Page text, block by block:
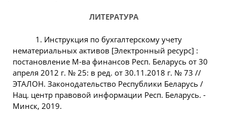
ЛИТЕРАТУРА
1. Инструкция по бухгалтерскому учету
нематериальных активов [Электронный ресурс] :
постановление М-ва финансов Респ. Беларусь от 30
апреля 2012 г. № 25: в ред. от 30.11.2018 г. № 73 //
ЭТАЛОН. Законодательство Республики Беларусь /
Нац. центр правовой информации Респ. Беларусь. -
Минск, 2019.